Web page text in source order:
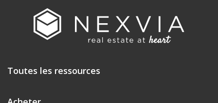
Toutes les ressources